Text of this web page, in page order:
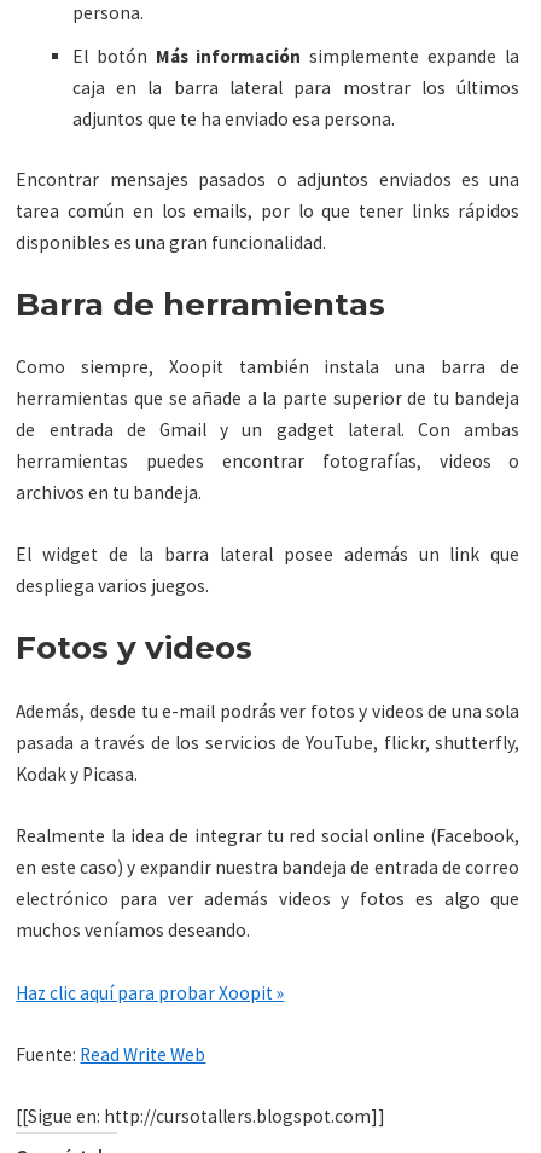
persona.
El botón Más información simplemente expande la
caja en la barra lateral para mostrar los últimos
adjuntos que te ha enviado esa persona.
Encontrar mensajes pasados o adjuntos enviados es una
tarea común en los emails, por lo que tener links rápidos
disponibles es una gran funcionalidad.
Barra de herramientas
Como siempre, Xoopit también instala una barra de
herramientas que se añade a la parte superior de tu bandeja
de entrada de Gmail y un gadget lateral. Con ambas
herramientas puedes encontrar fotografías, videos o
archivos en tu bandeja.
El widget de la barra lateral posee además un link que
despliega varios juegos.
Fotos y videos
Además, desde tu e-mail podrás ver fotos y videos de una sola
pasada a través de los servicios de YouTube, flickr, shutterfly,
Kodak y Picasa.
Realmente la idea de integrar tu red social online (Facebook,
en este caso) y expandir nuestra bandeja de entrada de correo
electrónico para ver además videos y fotos es algo que
muchos veníamos deseando.
Haz clic aquí para probar Xoopit »
Fuente: Read Write Web
[[Sigue en: http://cursotallers.blogspot.com]]